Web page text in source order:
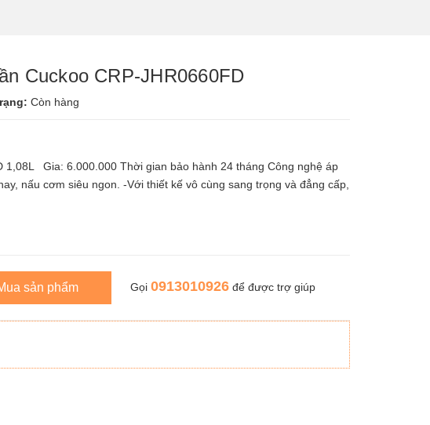
Cuckoo CRP-JHR0660FD
Còn hàng
1,08L Gia: 6.000.000 Thời gian bảo hành 24 tháng Công nghệ áp
nấu cơm siêu ngon. -Với thiết kế vô cùng sang trọng và đẳng cấp,
sản phẩm Gọi 0913010926để được trợ giúp